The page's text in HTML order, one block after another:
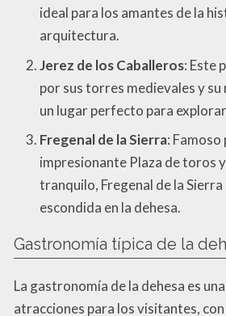
ideal para los amantes de la
arquitectura.
Jerez de los Caballeros: Este
por sus torres medievales y
un lugar perfecto para
Fregenal de la Sierra: Famoso
impresionante Plaza de toros
tranquilo, Fregenal de la Sierra
escondida en la dehesa.
Gastronomía típica de la
La gastronomía de la dehesa es
atracciones para los visitantes,